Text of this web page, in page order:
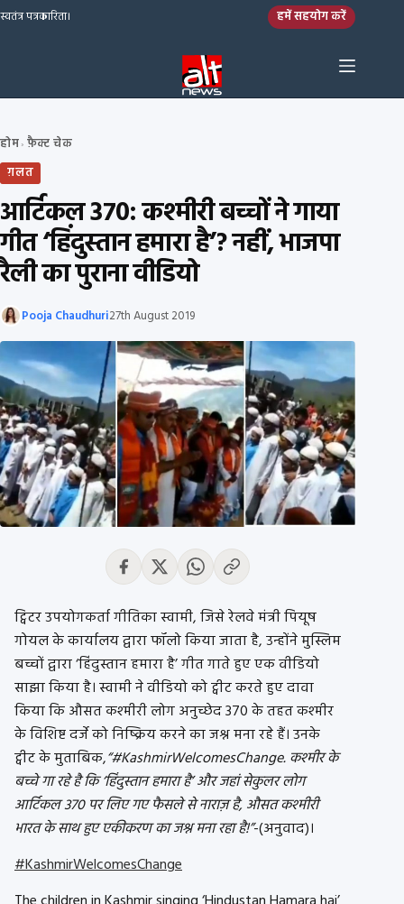
Skip to content
स्वतंत्र पत्रकारिता। हमें सहयोग करें
होम› फ़ैक्ट चेक
ग़लत
आर्टिकल 370: कश्मीरी बच्चों ने गाया
गीत ‘हिंदुस्तान हमारा है’? नहीं, भाजपा
रैली का पुराना वीडियो
Pooja Chaudhuri27th August 2019
ट्विटर उपयोगकर्ता गीतिका स्वामी, जिसे रेलवे मंत्री पियूष
गोयल के कार्यालय द्वारा फॉलो किया जाता है, उन्होंने मुस्लिम
बच्चों द्वारा ‘हिंदुस्तान हमारा है’ गीत गाते हुए एक वीडियो
साझा किया है। स्वामी ने वीडियो को ट्वीट करते हुए दावा
किया कि औसत कश्मीरी लोग अनुच्छेद 370 के तहत कश्मीर
के विशिष्ट दर्जे को निष्क्रिय करने का जश्न मना रहे हैं। उनके
ट्वीट के मुताबिक,“#KashmirWelcomesChange. कश्मीर के
बच्चे गा रहे है कि ‘हिंदुस्तान हमारा है’ और जहां सेकुलर लोग
आर्टिकल 370 पर लिए गए फैसले से नाराज़ है, औसत कश्मीरी
भारत के साथ हुए एकीकरण का जश्न मना रहा है!”-(अनुवाद)।
#KashmirWelcomesChange